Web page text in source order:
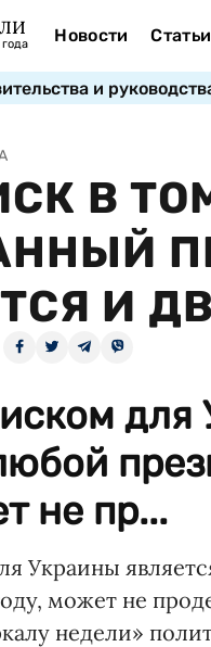
Новости Статьи
и
В
И
для
не пр...
Украины
может не
недели»